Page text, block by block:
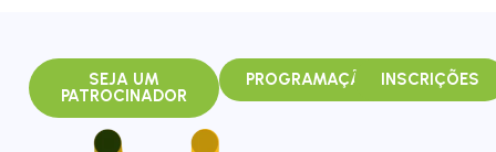
SEJA UM
PATROCINADOR
PROGRAMAÇÃO INSCRIÇÕES